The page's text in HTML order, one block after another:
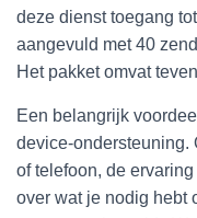
deze dienst toegang
aangevuld met 40
Het pakket omvat
Een belangrijk
device-ondersteuning.
of telefoon, de
over wat je nodig hebt